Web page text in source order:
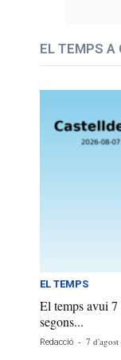
EL TEMPS A
EL TEMPS
El temps avui
segons...
Redacció - 7